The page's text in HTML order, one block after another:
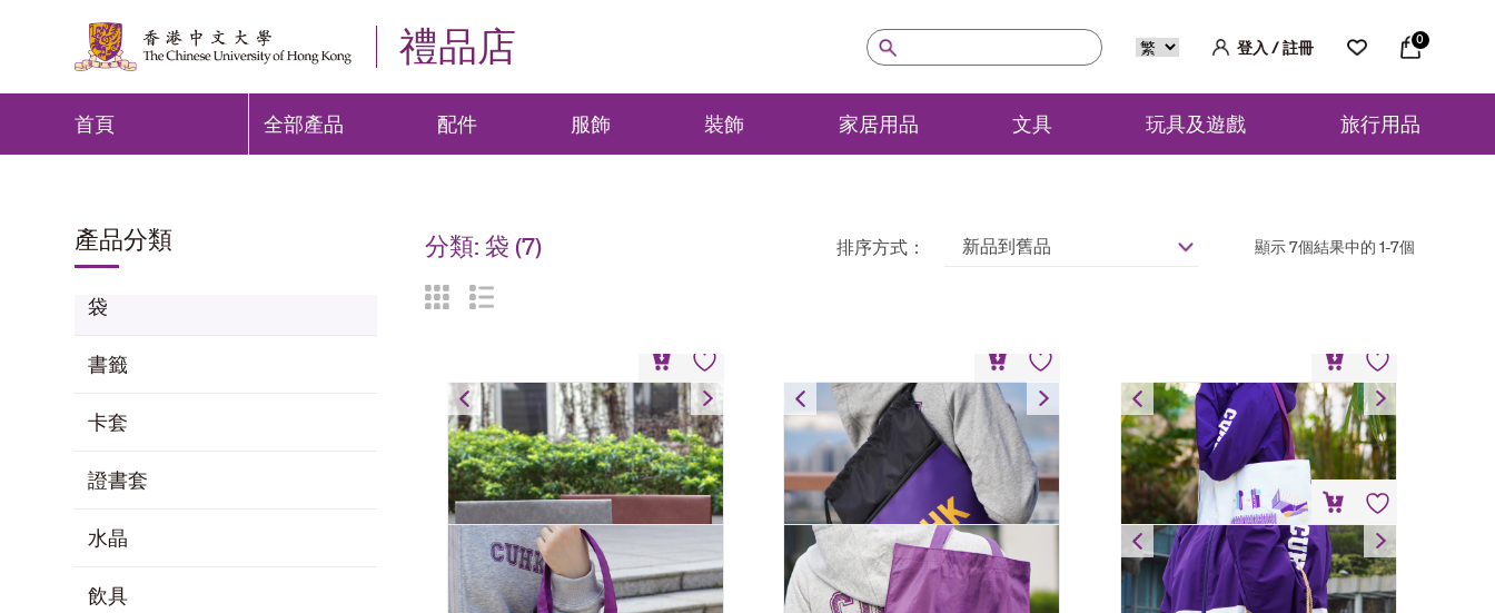
禮品店 登入 / 註冊 0
首頁 全部產品 配件 服飾 裝飾 家居用品 文具 玩具及遊戲 旅行用品
產品分類
袋
書籤
卡套
證書套
水晶
飲具
分類: 袋 (7) 排序方式： 新品到舊品 顯示 7個結果中的 1-7個
仿皮電腦保護套
HK$128
束口背包
HK$80
大學地標帆布袋
HK$60
禮品紙袋
HK$10